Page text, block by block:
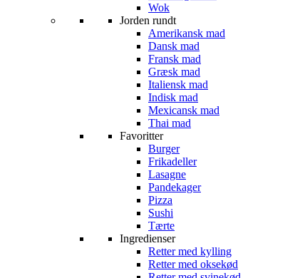
Wok
Jorden rundt
Amerikansk mad
Dansk mad
Fransk mad
Græsk mad
Italiensk mad
Indisk mad
Mexicansk mad
Thai mad
Favoritter
Burger
Frikadeller
Lasagne
Pandekager
Pizza
Sushi
Tærte
Ingredienser
Retter med kylling
Retter med oksekød